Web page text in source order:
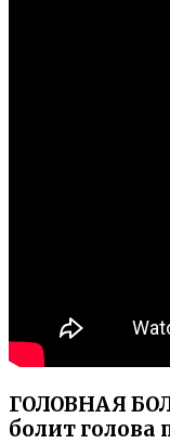
ГОЛОВНАЯ
болит голова